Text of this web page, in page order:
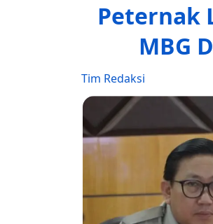
Peternak
MBG
Tim Redaksi